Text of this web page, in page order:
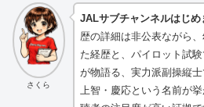
さくら
JALサブチャンネルはじめ
歴の詳細は非公表ながら
た経歴と、パイロット試
が物語る、実力派副操縦士
上智・慶応という名前が